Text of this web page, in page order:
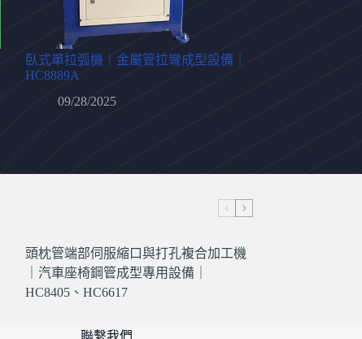
臥式單拉弧機｜金屬管拉彎成型設備｜
HC8889A
09/28/2025
頭枕管端部伺服縮口與打孔複合加工機
｜汽車座椅鋼管成型專用設備｜
HC8405、HC6617